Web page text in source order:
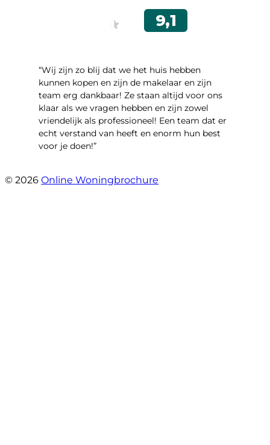
“Wij zijn zo blij dat we het huis hebben
kunnen kopen en zijn de makelaar en zijn
team erg dankbaar! Ze staan altijd voor ons
klaar als we vragen hebben en zijn zowel
vriendelijk als professioneel! Een team dat er
echt verstand van heeft en enorm hun best
voor je doen!”
© 2026 Online Woningbrochure